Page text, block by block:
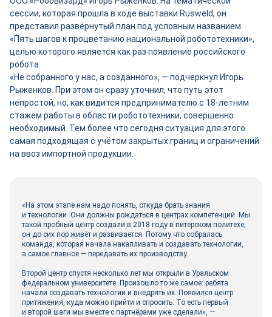
сессии, которая прошла в ходе выставки Rusweld, он
представил развёрнутый план под условным названием
«Пять шагов к процветанию национальной робототехники»,
целью которого является как раз появление российского
робота.
«Не собранного у нас, а созданного», — подчеркнул Игорь
Рыженков. При этом он сразу уточнил, что путь этот
непростой, но, как видится предпринимателю с 18‑летним
стажем работы в области робототехники, совершенно
необходимый. Тем более что сегодня ситуация для этого
самая подходящая с учётом закрытых границ и ограничений
на ввоз импортной продукции.
«На этом этапе нам надо понять, откуда брать знания
и технологии. Они должны рождаться в центрах компетенций. Мы
такой пробный центр создали в 2018 году в питерском политехе,
он до сих пор живёт и развивается. Потому что собралась
команда, которая начала накапливать и создавать технологии,
а самое главное — передавать их производству.
Второй центр спустя несколько лет мы открыли в Уральском
федеральном университете. Произошло то же самое: ребята
начали создавать технологии и внедрять их. Появился центр
притяжения, куда можно прийти и спросить. То есть первый
и второй шаги мы вместе с партнёрами уже сделали», —